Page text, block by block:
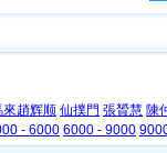
來趙辉顺 仙撲門 張贇慧 陳
- 6000 6000 - 9000